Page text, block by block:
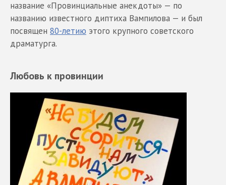
название «Провинциальные анекдоты» — по
названию известного диптиха Вампилова — и был
посвящен 80-летию этого крупного советского
драматурга.
Любовь к провинции